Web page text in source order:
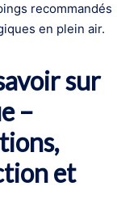
recommandés
en plein air.
sur
–
et